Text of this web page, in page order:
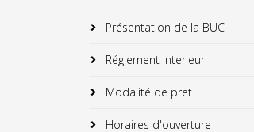
Présentation de la BUC
Réglement interieur
Modalité de pret
Horaires d'ouverture